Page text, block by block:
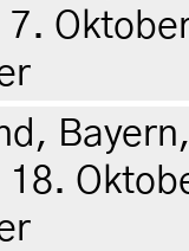
7.
18.